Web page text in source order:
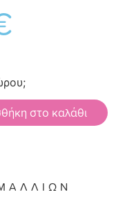
στο καλάθι